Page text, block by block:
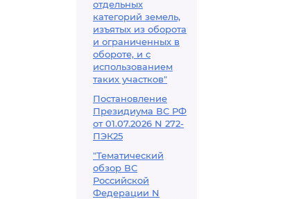
отдельных
категорий земель,
изъятых из оборота
и ограниченных в
обороте, и с
использованием
таких участков"
Постановление
Президиума ВС РФ
от 01.07.2026 N 272-
ПЭК25
"Тематический
обзор ВС
Российской
Федерации N